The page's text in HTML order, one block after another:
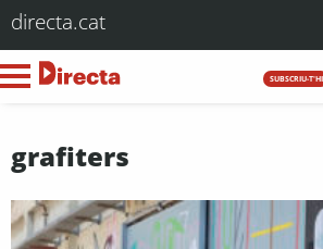
directa.cat
SUBSCRIU-T'HI
grafiters